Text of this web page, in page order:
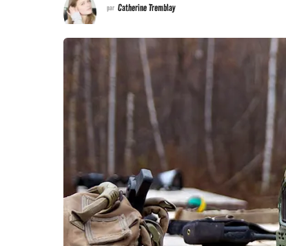
par Catherine Tremblay